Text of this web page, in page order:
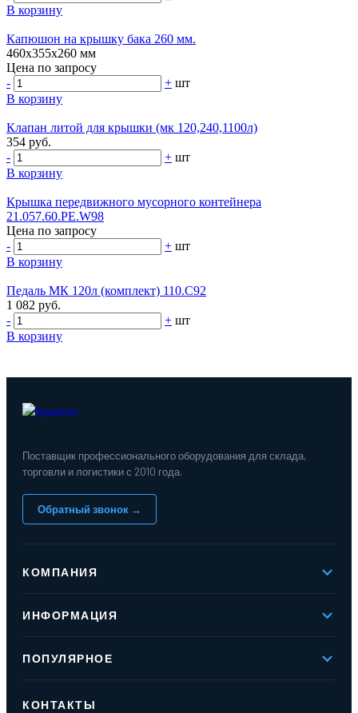
В корзину
Капюшон на крышку бака 260 мм.
460х355х260 мм
Цена по запросу
-
+ шт
В корзину
Клапан литой для крышки (мк 120,240,1100л)
354 руб.
-
+ шт
В корзину
Крышка передвижного мусорного контейнера
21.057.60.PE.W98
Цена по запросу
-
+ шт
В корзину
Педаль МК 120л (комплект) 110.С92
1 082 руб.
-
+ шт
В корзину
Поставщик профессионального оборудования для склада,
торговли и логистики с 2010 года.
Обратный звонок →
КОМПАНИЯ
Реквизиты
Контакты
ИНФОРМАЦИЯ
Доставка и оплата
ПОПУЛЯРНОЕ
Контейнеры для отходов
КОНТАКТЫ